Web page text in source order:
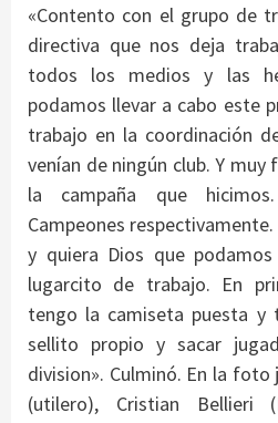
«Contento con el grupo de
directiva que nos deja
todos los medios y las
podamos llevar a cabo este
trabajo en la coordinación
venían de ningún club. Y muy
la campaña que
Campeones
y quiera Dios que
lugarcito de trabajo. En
tengo la camiseta puesta y
sellito propio y sacar
division». Culminó. En la
(utilero), Cristian Bellieri